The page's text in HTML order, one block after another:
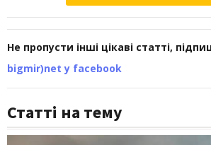
Не пропусти інші цікаві статті,
bigmir)net у facebook
Статті на тему